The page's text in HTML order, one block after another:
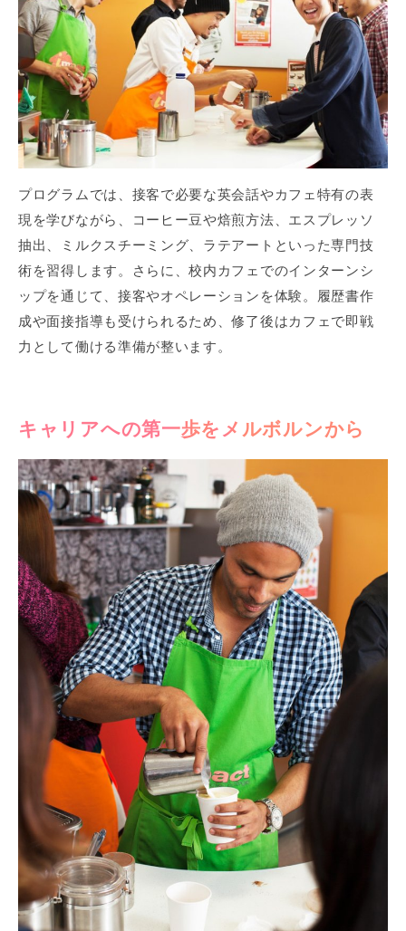
プログラムでは、接客で必要な英会話やカフェ特有の表
現を学びながら、コーヒー豆や焙煎方法、エスプレッソ
抽出、ミルクスチーミング、ラテアートといった専門技
術を習得します。さらに、校内カフェでのインターンシ
ップを通じて、接客やオペレーションを体験。履歴書作
成や面接指導も受けられるため、修了後はカフェで即戦
力として働ける準備が整います。
キャリアへの第一歩をメルボルンから